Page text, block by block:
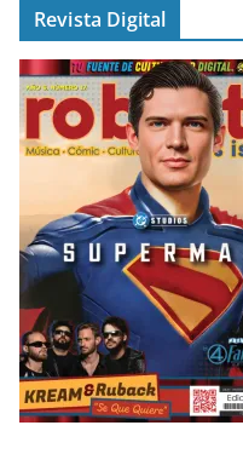
Revista Digital